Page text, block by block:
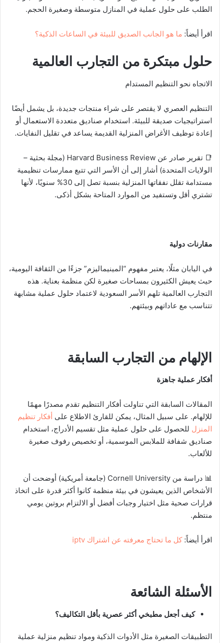
الطلب على حلول عملية في المنازل متوسطة وصغيرة الحجم.
اقرأ أيضاً: ما هو الجانب الصديق للبيئة في الساعات الذكية؟
حلول مبتكرة من التجارب العالمية
الاتجاه نحو التنظيم المستدام
التنظيم العصري لا يقتصر على شراء منتجات جديدة، بل يشمل أيضًا
استراتيجيات صديقة للبيئة. استخدام صناديق متعددة الاستعمال أو
إعادة توظيف الأغراض المنزلية القديمة يساعد في تقليل النفايات.
📑 تقرير صادر عن Harvard Business Review (مجلة بحثية –
الولايات المتحدة) أشار إلى أن الأسر التي تتبع ممارسات تنظيمية
مستدامة تقلل نفقاتها المنزلية بنسبة تصل إلى 30% سنويًا، لأنها
تشتري أقل وتستفيد من الموارد المتاحة بشكل أذكى.
مقارنات دولية
في اليابان مثلًا، يعتبر مفهوم “المينيماليزم” جزءًا من الثقافة اليومية،
حيث يعيش الكثيرون بمساحات صغيرة لكن منظمة بعناية. هذه
التجارب العالمية تلهم الأسر السعودية لاعتماد حلول عملية مشابهة
تتناسب مع عاداتهم وبيئتهم.
الإلهام من التجارب السابقة
أفكار عملية جاهزة
المقالات السابقة التي تناولت أفكار التنظيم تقدم مصدرًا مهمًا
للإلهام. على سبيل المثال، يمكن للقارئ الاطلاع على أفكار تنظيم
المنزل للحصول على حلول عملية مثل تقسيم الأدراج، استخدام
صناديق شفافة للملابس الموسمية، أو تخصيص رفوف صغيرة
للألعاب.
📊 دراسة من Cornell University (جامعة أمريكية) أوضحت أن
الأشخاص الذين يعيشون في بيئة منظمة كانوا أكثر قدرة على اتخاذ
قرارات صحية مثل اختيار وجبات أفضل أو الالتزام بروتين يومي
منتظم.
اقرأ أيضاً: كل ما تحتاج معرفته عن اشتراك iptv
الأسئلة الشائعة
كيف أجعل مطبخي أكثر عصرية بأقل التكاليف؟
التطبيقات الصغيرة مثل الأدوات الذكية ومواد تنظيم منزلية عملية